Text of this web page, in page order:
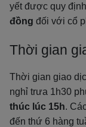
yết được quy
đồng đối với cổ
Thời gian
Thời gian giao
nghỉ trưa 1h30
thúc lúc 15h.
đến thứ 6 hàng